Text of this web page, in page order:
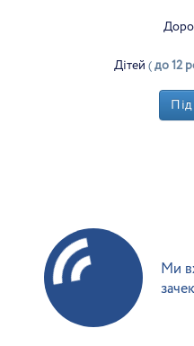
Дітей (до 12
Ми